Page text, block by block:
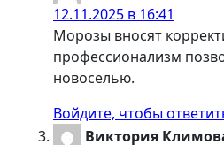
12.11.2025 в 16:41
Морозы вносят
профессионализм
новоселью.
Войдите, чтобы
Виктория